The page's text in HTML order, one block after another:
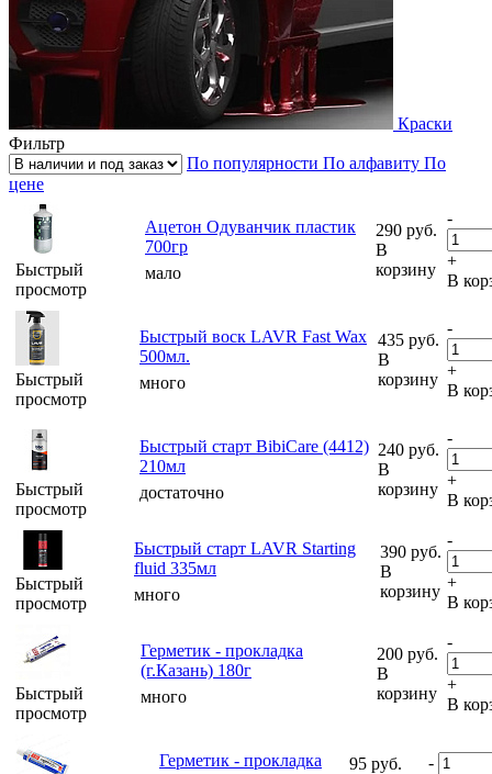
Краски
Фильтр
По популярности По алфавиту По
цене
Быстрый
просмотр
Ацетон Одуванчик пластик
700гр
мало
290 руб.
В
корзину
-
+
В
Быстрый
просмотр
Быстрый воск LAVR Fast Wax
500мл.
много
435 руб.
В
корзину
-
+
В
Быстрый
просмотр
Быстрый старт BibiCare (4412)
210мл
достаточно
240 руб.
В
корзину
-
+
В
Быстрый
просмотр
Быстрый старт LAVR Starting
fluid 335мл
много
390 руб.
В
корзину
-
+
В
Быстрый
просмотр
Герметик - прокладка
(г.Казань) 180г
много
200 руб.
В
корзину
-
+
В
Герметик - прокладка
95 руб. -